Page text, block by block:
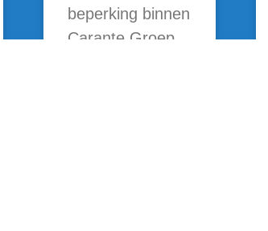
beperking binnen
Carante Groep.